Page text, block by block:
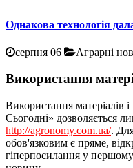
Однакова технологія
серпня 06 Аграрні
Використання
Використання матеріалів
Сьогодні» дозволяється
http://agronomy.com.ua/.
обов'язковим є пряме,
гіперпосилання у